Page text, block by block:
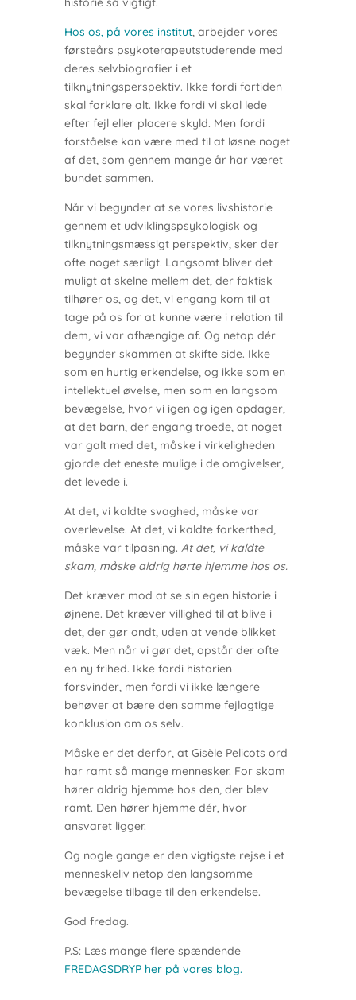
Hos os, på vores institut, arbejder vores
førsteårs psykoterapeutstuderende med
deres selvbiografier i et
tilknytningsperspektiv. Ikke fordi fortiden
skal forklare alt. Ikke fordi vi skal lede
efter fejl eller placere skyld. Men fordi
forståelse kan være med til at løsne noget
af det, som gennem mange år har været
bundet sammen.
Når vi begynder at se vores livshistorie
gennem et udviklingspsykologisk og
tilknytningsmæssigt perspektiv, sker der
ofte noget særligt. Langsomt bliver det
muligt at skelne mellem det, der faktisk
tilhører os, og det, vi engang kom til at
tage på os for at kunne være i relation til
dem, vi var afhængige af. Og netop dér
begynder skammen at skifte side. Ikke
som en hurtig erkendelse, og ikke som en
intellektuel øvelse, men som en langsom
bevægelse, hvor vi igen og igen opdager,
at det barn, der engang troede, at noget
var galt med det, måske i virkeligheden
gjorde det eneste mulige i de omgivelser,
det levede i.
At det, vi kaldte svaghed, måske var
overlevelse. At det, vi kaldte forkerthed,
måske var tilpasning. At det, vi kaldte
skam, måske aldrig hørte hjemme hos os.
Det kræver mod at se sin egen historie i
øjnene. Det kræver villighed til at blive i
det, der gør ondt, uden at vende blikket
væk. Men når vi gør det, opstår der ofte
en ny frihed. Ikke fordi historien
forsvinder, men fordi vi ikke længere
behøver at bære den samme fejlagtige
konklusion om os selv.
Måske er det derfor, at Gisèle Pelicots ord
har ramt så mange mennesker. For skam
hører aldrig hjemme hos den, der blev
ramt. Den hører hjemme dér, hvor
ansvaret ligger.
Og nogle gange er den vigtigste rejse i et
menneskeliv netop den langsomme
bevægelse tilbage til den erkendelse.
God fredag.
P.S: Læs mange flere spændende
FREDAGSDRYP her på vores blog.